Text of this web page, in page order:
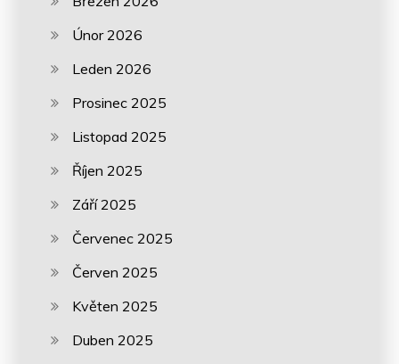
Únor 2026
Leden 2026
Prosinec 2025
Listopad 2025
Říjen 2025
Září 2025
Červenec 2025
Červen 2025
Květen 2025
Duben 2025